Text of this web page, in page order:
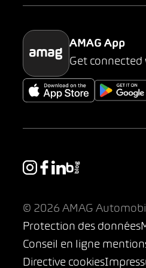
Parking
AMAG App
Get connected
© 2026 AMAG
Protection des données
Conseil en ligne
Directive cookies